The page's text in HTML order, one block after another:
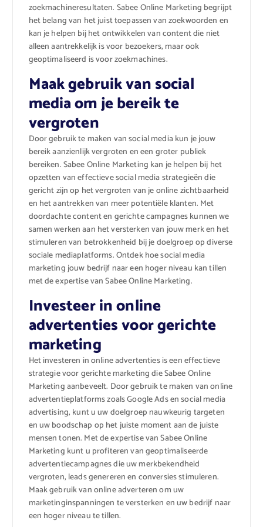
zoekmachineresultaten. Sabee Online Marketing begrijpt
het belang van het juist toepassen van zoekwoorden en
kan je helpen bij het ontwikkelen van content die niet
alleen aantrekkelijk is voor bezoekers, maar ook
geoptimaliseerd is voor zoekmachines.
Maak gebruik van social
media om je bereik te
vergroten
Door gebruik te maken van social media kun je jouw
bereik aanzienlijk vergroten en een groter publiek
bereiken. Sabee Online Marketing kan je helpen bij het
opzetten van effectieve social media strategieën die
gericht zijn op het vergroten van je online zichtbaarheid
en het aantrekken van meer potentiële klanten. Met
doordachte content en gerichte campagnes kunnen we
samen werken aan het versterken van jouw merk en het
stimuleren van betrokkenheid bij je doelgroep op diverse
sociale mediaplatforms. Ontdek hoe social media
marketing jouw bedrijf naar een hoger niveau kan tillen
met de expertise van Sabee Online Marketing.
Investeer in online
advertenties voor gerichte
marketing
Het investeren in online advertenties is een effectieve
strategie voor gerichte marketing die Sabee Online
Marketing aanbeveelt. Door gebruik te maken van online
advertentieplatforms zoals Google Ads en social media
advertising, kunt u uw doelgroep nauwkeurig targeten
en uw boodschap op het juiste moment aan de juiste
mensen tonen. Met de expertise van Sabee Online
Marketing kunt u profiteren van geoptimaliseerde
advertentiecampagnes die uw merkbekendheid
vergroten, leads genereren en conversies stimuleren.
Maak gebruik van online adverteren om uw
marketinginspanningen te versterken en uw bedrijf naar
een hoger niveau te tillen.